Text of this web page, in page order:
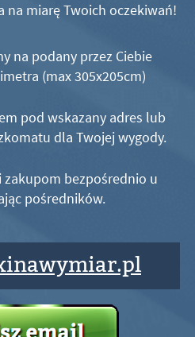
miarę Twoich oczekiwań!
na podany przez Ciebie
(max 305x205cm)
pod wskazany adres lub
dla Twojej wygody.
zakupom bezpośrednio u
pośredników.